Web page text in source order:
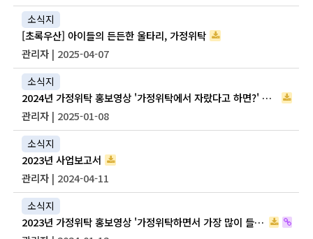
소식지
[초록우산] 아이들의 든든한 울타리, 가정위탁
관리자 | 2025-04-07
소식지
2024년 가정위탁 홍보영상 '가정위탁에서 자랐다고 하면?' 영상 공유
관리자 | 2025-01-08
소식지
2023년 사업보고서
관리자 | 2024-04-11
소식지
2023년 가정위탁 홍보영상 '가정위탁하면서 가장 많이 들었던 말은?'